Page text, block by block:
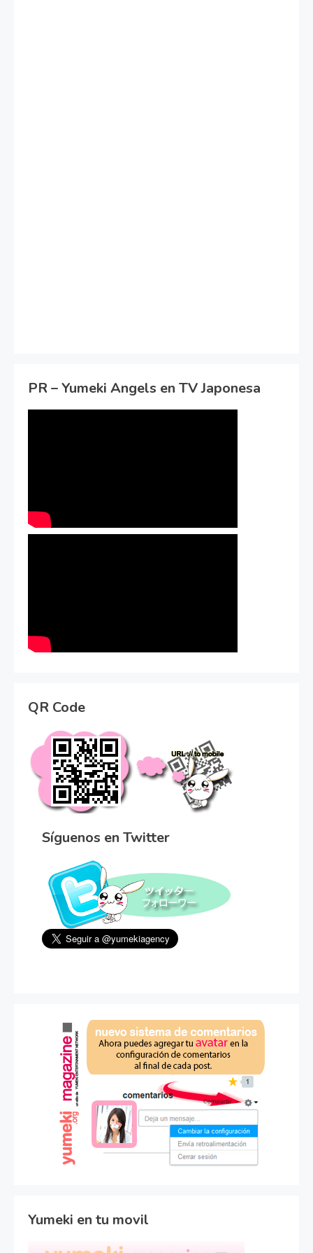
PR – Yumeki Angels en TV Japonesa
QR Code
Síguenos en Twitter
Yumeki en tu movil